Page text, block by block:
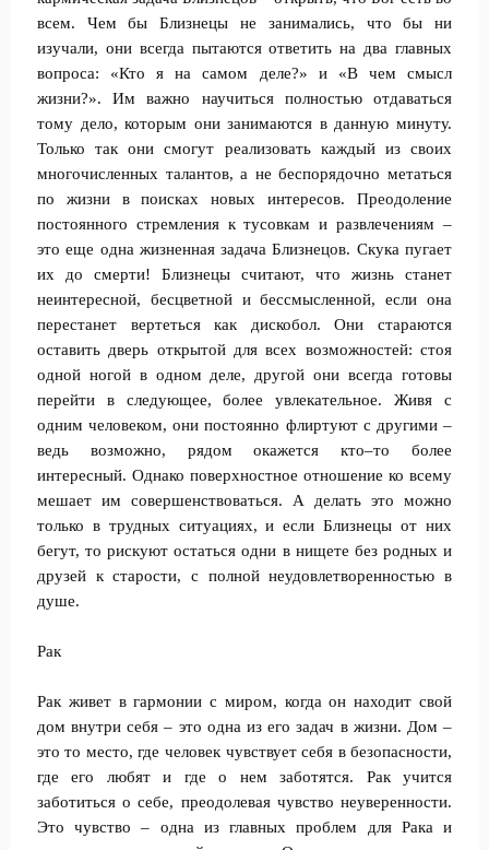
всем. Чем бы Близнецы не занимались, что бы ни
изучали, они всегда пытаются ответить на два главных
вопроса: «Кто я на самом деле?» и «В чем смысл
жизни?». Им важно научиться полностью отдаваться
тому дело, которым они занимаются в данную минуту.
Только так они смогут реализовать каждый из своих
многочисленных талантов, а не беспорядочно метаться
по жизни в поисках новых интересов. Преодоление
постоянного стремления к тусовкам и развлечениям –
это еще одна жизненная задача Близнецов. Скука пугает
их до смерти! Близнецы считают, что жизнь станет
неинтересной, бесцветной и бессмысленной, если она
перестанет вертеться как дискобол. Они стараются
оставить дверь открытой для всех возможностей: стоя
одной ногой в одном деле, другой они всегда готовы
перейти в следующее, более увлекательное. Живя с
одним человеком, они постоянно флиртуют с другими –
ведь возможно, рядом окажется кто–то более
интересный. Однако поверхностное отношение ко всему
мешает им совершенствоваться. А делать это можно
только в трудных ситуациях, и если Близнецы от них
бегут, то рискуют остаться одни в нищете без родных и
друзей к старости, с полной неудовлетворенностью в
душе.
Рак
Рак живет в гармонии с миром, когда он находит свой
дом внутри себя – это одна из его задач в жизни. Дом –
это то место, где человек чувствует себя в безопасности,
где его любят и где о нем заботятся. Рак учится
заботиться о себе, преодолевая чувство неуверенности.
Это чувство – одна из главных проблем для Рака и